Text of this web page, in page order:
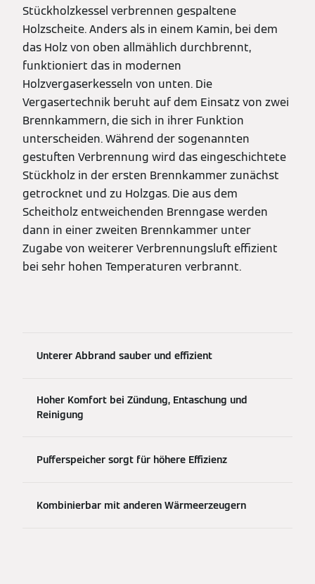
Stückholzkessel verbrennen gespaltene
Holzscheite. Anders als in einem Kamin, bei dem
das Holz von oben allmählich durchbrennt,
funktioniert das in modernen
Holzvergaserkesseln von unten. Die
Vergasertechnik beruht auf dem Einsatz von zwei
Brennkammern, die sich in ihrer Funktion
unterscheiden. Während der sogenannten
gestuften Verbrennung wird das eingeschichtete
Stückholz in der ersten Brennkammer zunächst
getrocknet und zu Holzgas. Die aus dem
Scheitholz entweichenden Brenngase werden
dann in einer zweiten Brennkammer unter
Zugabe von weiterer Verbrennungsluft effizient
bei sehr hohen Temperaturen verbrannt.
Unterer Abbrand sauber und effizient
Hoher Komfort bei Zündung, Entaschung und
Reinigung
Pufferspeicher sorgt für höhere Effizienz
Kombinierbar mit anderen Wärmeerzeugern